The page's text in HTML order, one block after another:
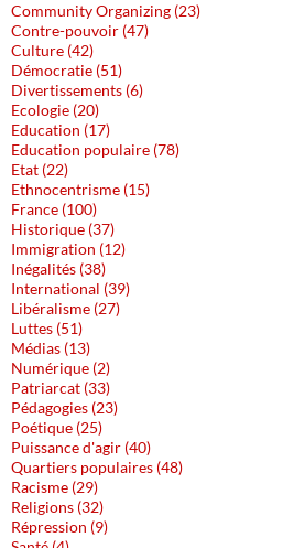
Community Organizing (23)
Contre-pouvoir (47)
Culture (42)
Démocratie (51)
Divertissements (6)
Ecologie (20)
Education (17)
Education populaire (78)
Etat (22)
Ethnocentrisme (15)
France (100)
Historique (37)
Immigration (12)
Inégalités (38)
International (39)
Libéralisme (27)
Luttes (51)
Médias (13)
Numérique (2)
Patriarcat (33)
Pédagogies (23)
Poétique (25)
Puissance d'agir (40)
Quartiers populaires (48)
Racisme (29)
Religions (32)
Répression (9)